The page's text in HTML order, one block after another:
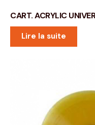
CART. ACRYLIC
Lire la suite